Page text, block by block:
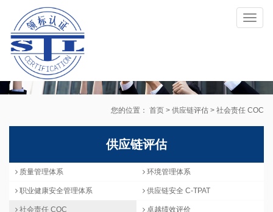
您的位置： 首页 > 供应链评估 > 社会责任 COC
供应链评估
质量管理体系 环境管理体系
职业健康安全管理体系 供应链安全 C-TPAT
社会责任 COC 卓越绩效评价